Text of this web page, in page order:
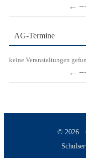
←
AG-Termine
keine Veranstaltungen
←
© 2026 ·